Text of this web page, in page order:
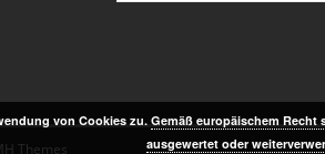
Themes
von Cookies zu. Gemäß europäischem
ausgewertet oder